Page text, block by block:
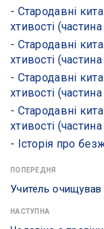
- Стародавні
хтивості
- Стародавні
хтивості
- Стародавні
хтивості
- Стародавні
хтивості
- ​Історія про
ПОПЕРЕДНЯ
Учитель
НАСТУПНА